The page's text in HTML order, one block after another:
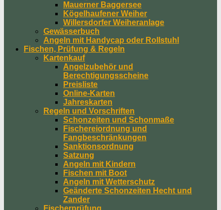
Mauerner Baggersee
Kögelhaufener Weiher
Willersdorfer Weiheranlage
Gewässerbuch
Angeln mit Handycap oder Rollstuhl
Fischen, Prüfung & Regeln
Kartenkauf
Angelzubehör und
Berechtigungsscheine
Preisliste
Online-Karten
Jahreskarten
Regeln und Vorschriften
Schonzeiten und Schonmaße
Fischereiordnung und
Fangbeschränkungen
Sanktionsordnung
Satzung
Angeln mit Kindern
Fischen mit Boot
Angeln mit Wetterschutz
Geänderte Schonzeiten Hecht und
Zander
Fischerprüfung